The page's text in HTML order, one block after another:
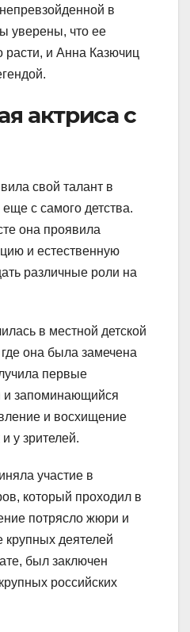
в
уверены, что ее
расти, и Анна Казючиц
актриса с
свой талант в
еще с самого детства.
она проявила
и естественную
различные роли на
в местной детской
она была замечена
первые
и запоминающийся
и восхищение
и у зрителей.
участие в
который проходил в
потрясло жюри и
крупных деятелей
был заключен
российских